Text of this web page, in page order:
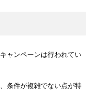
ャンペーンは行われてい
条件が複雑でない点が特